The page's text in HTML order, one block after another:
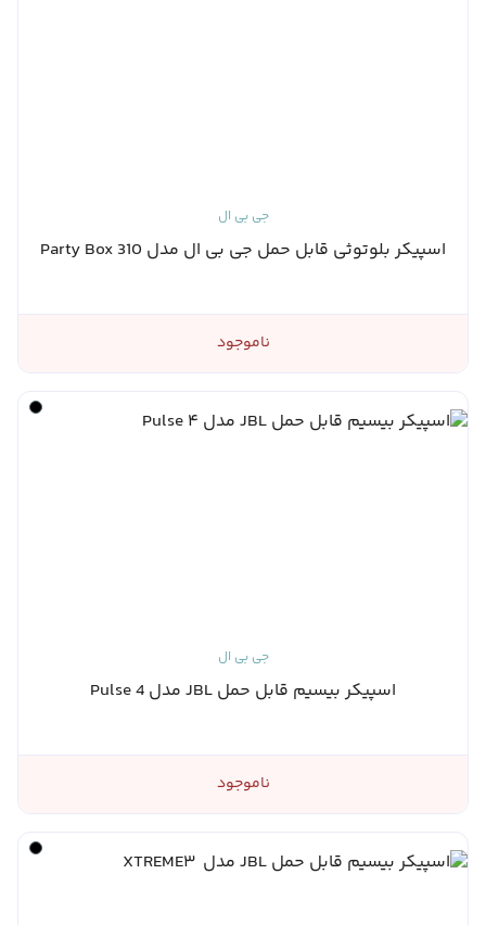
جی بی ال
اسپیکر بلوتوثی قابل حمل جی بی ال مدل Party Box 310
ناموجود
جی بی ال
اسپیکر بیسیم قابل حمل JBL مدل Pulse 4
ناموجود